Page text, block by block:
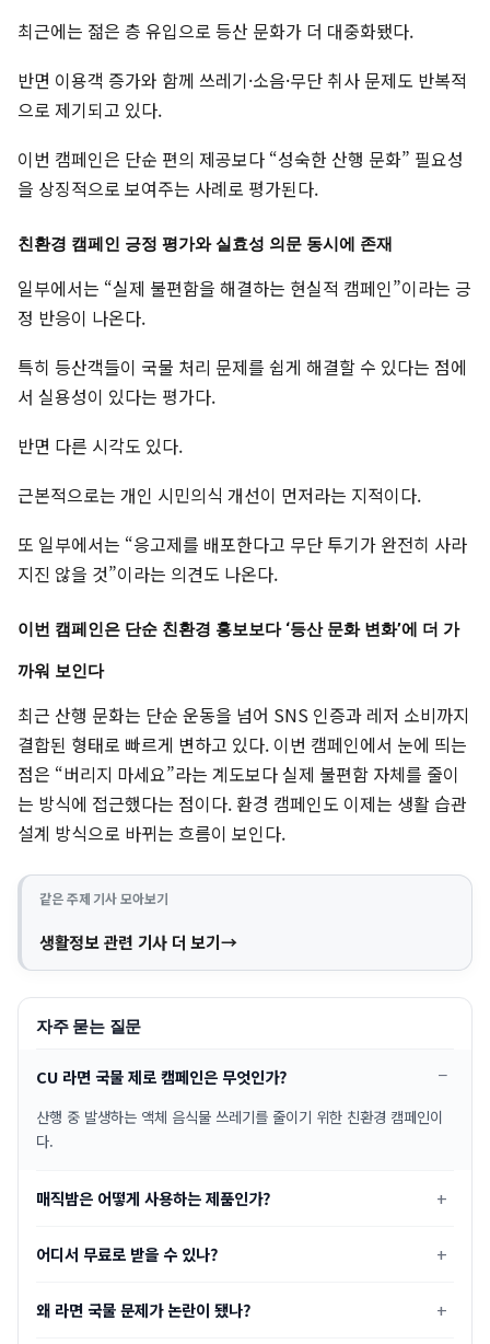
최근에는 젊은 층 유입으로 등산 문화가 더 대중화됐다.
반면 이용객 증가와 함께 쓰레기·소음·무단 취사 문제도 반복적
으로 제기되고 있다.
이번 캠페인은 단순 편의 제공보다 “성숙한 산행 문화” 필요성
을 상징적으로 보여주는 사례로 평가된다.
친환경 캠페인 긍정 평가와 실효성 의문 동시에 존재
일부에서는 “실제 불편함을 해결하는 현실적 캠페인”이라는 긍
정 반응이 나온다.
특히 등산객들이 국물 처리 문제를 쉽게 해결할 수 있다는 점에
서 실용성이 있다는 평가다.
반면 다른 시각도 있다.
근본적으로는 개인 시민의식 개선이 먼저라는 지적이다.
또 일부에서는 “응고제를 배포한다고 무단 투기가 완전히 사라
지진 않을 것”이라는 의견도 나온다.
이번 캠페인은 단순 친환경 홍보보다 ‘등산 문화 변화’에 더 가
까워 보인다
최근 산행 문화는 단순 운동을 넘어 SNS 인증과 레저 소비까지
결합된 형태로 빠르게 변하고 있다. 이번 캠페인에서 눈에 띄는
점은 “버리지 마세요”라는 계도보다 실제 불편함 자체를 줄이
는 방식에 접근했다는 점이다. 환경 캠페인도 이제는 생활 습관
설계 방식으로 바뀌는 흐름이 보인다.
같은 주제 기사 모아보기
생활정보 관련 기사 더 보기
자주 묻는 질문
CU 라면 국물 제로 캠페인은 무엇인가?
산행 중 발생하는 액체 음식물 쓰레기를 줄이기 위한 친환경 캠페인이
다.
매직밤은 어떻게 사용하는 제품인가?
어디서 무료로 받을 수 있나?
왜 라면 국물 문제가 논란이 됐나?